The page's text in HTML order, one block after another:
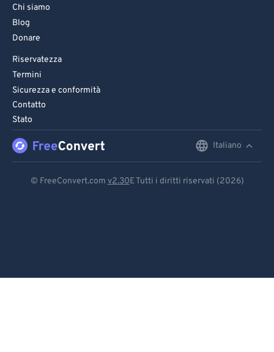
Chi siamo
Blog
Donare
Riservatezza
Termini
Sicurezza e conformità
Contatto
Stato
Italiano
© FreeConvert.com v2.30E Tutti i diritti riservati (2026)